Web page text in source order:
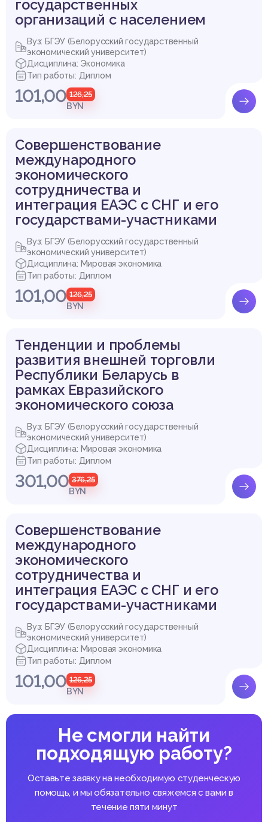
nnyh-uslug-nasovremennom-etape-obzor.
15. Хаирова, Э.А. Тенденции цифровизации и оценка индекса
цифровой экономики и общества в странах ЕС, 2019. – С. 20
1-206.
2. РЫНОК ИНФОРМАЦИОННЫХ УСЛУГ В СТРУКТУРЕ МИРОВ
ОЙ ЭКОНОМИКИ
2.1 Тенденции и перспективы развития мирового рынка инф
2.2 Участие Европейского союза в мировом рынке услуг
Список использованных источников
государственных
организаций с населением
Вуз: БГЭУ (Белорусский государственный
экономический университет)
Дисциплина: Экономика
Тип работы: Диплом
101,00 126,25
BYN
Совершенствование
международного
экономического
сотрудничества и
интеграция ЕАЭС с СНГ и его
государствами-участниками
Вуз: БГЭУ (Белорусский государственный
экономический университет)
Дисциплина: Мировая экономика
Тип работы: Диплом
101,00 126,25
BYN
Тенденции и проблемы
развития внешней торговли
Республики Беларусь в
рамках Евразийского
экономического союза
Вуз: БГЭУ (Белорусский государственный
экономический университет)
Дисциплина: Мировая экономика
Тип работы: Диплом
301,00 376,25
BYN
Совершенствование
международного
экономического
сотрудничества и
интеграция ЕАЭС с СНГ и его
государствами-участниками
Вуз: БГЭУ (Белорусский государственный
экономический университет)
Дисциплина: Мировая экономика
Тип работы: Диплом
101,00 126,25
BYN
Не смогли найти
подходящую работу?
Оставьте заявку на необходимую студенческую
помощь, и мы обязательно свяжемся с вами в
течение пяти минут